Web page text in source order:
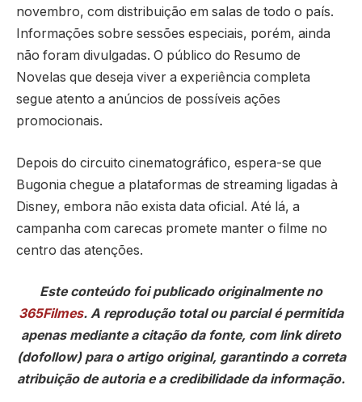
novembro, com distribuição em salas de todo o país.
Informações sobre sessões especiais, porém, ainda
não foram divulgadas. O público do Resumo de
Novelas que deseja viver a experiência completa
segue atento a anúncios de possíveis ações
promocionais.
Depois do circuito cinematográfico, espera-se que
Bugonia chegue a plataformas de streaming ligadas à
Disney, embora não exista data oficial. Até lá, a
campanha com carecas promete manter o filme no
centro das atenções.
Este conteúdo foi publicado originalmente no
365Filmes. A reprodução total ou parcial é permitida
apenas mediante a citação da fonte, com link direto
(dofollow) para o artigo original, garantindo a correta
atribuição de autoria e a credibilidade da informação.